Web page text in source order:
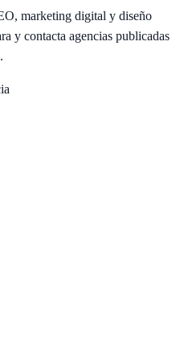
marketing digital y diseño
y contacta agencias publicadas